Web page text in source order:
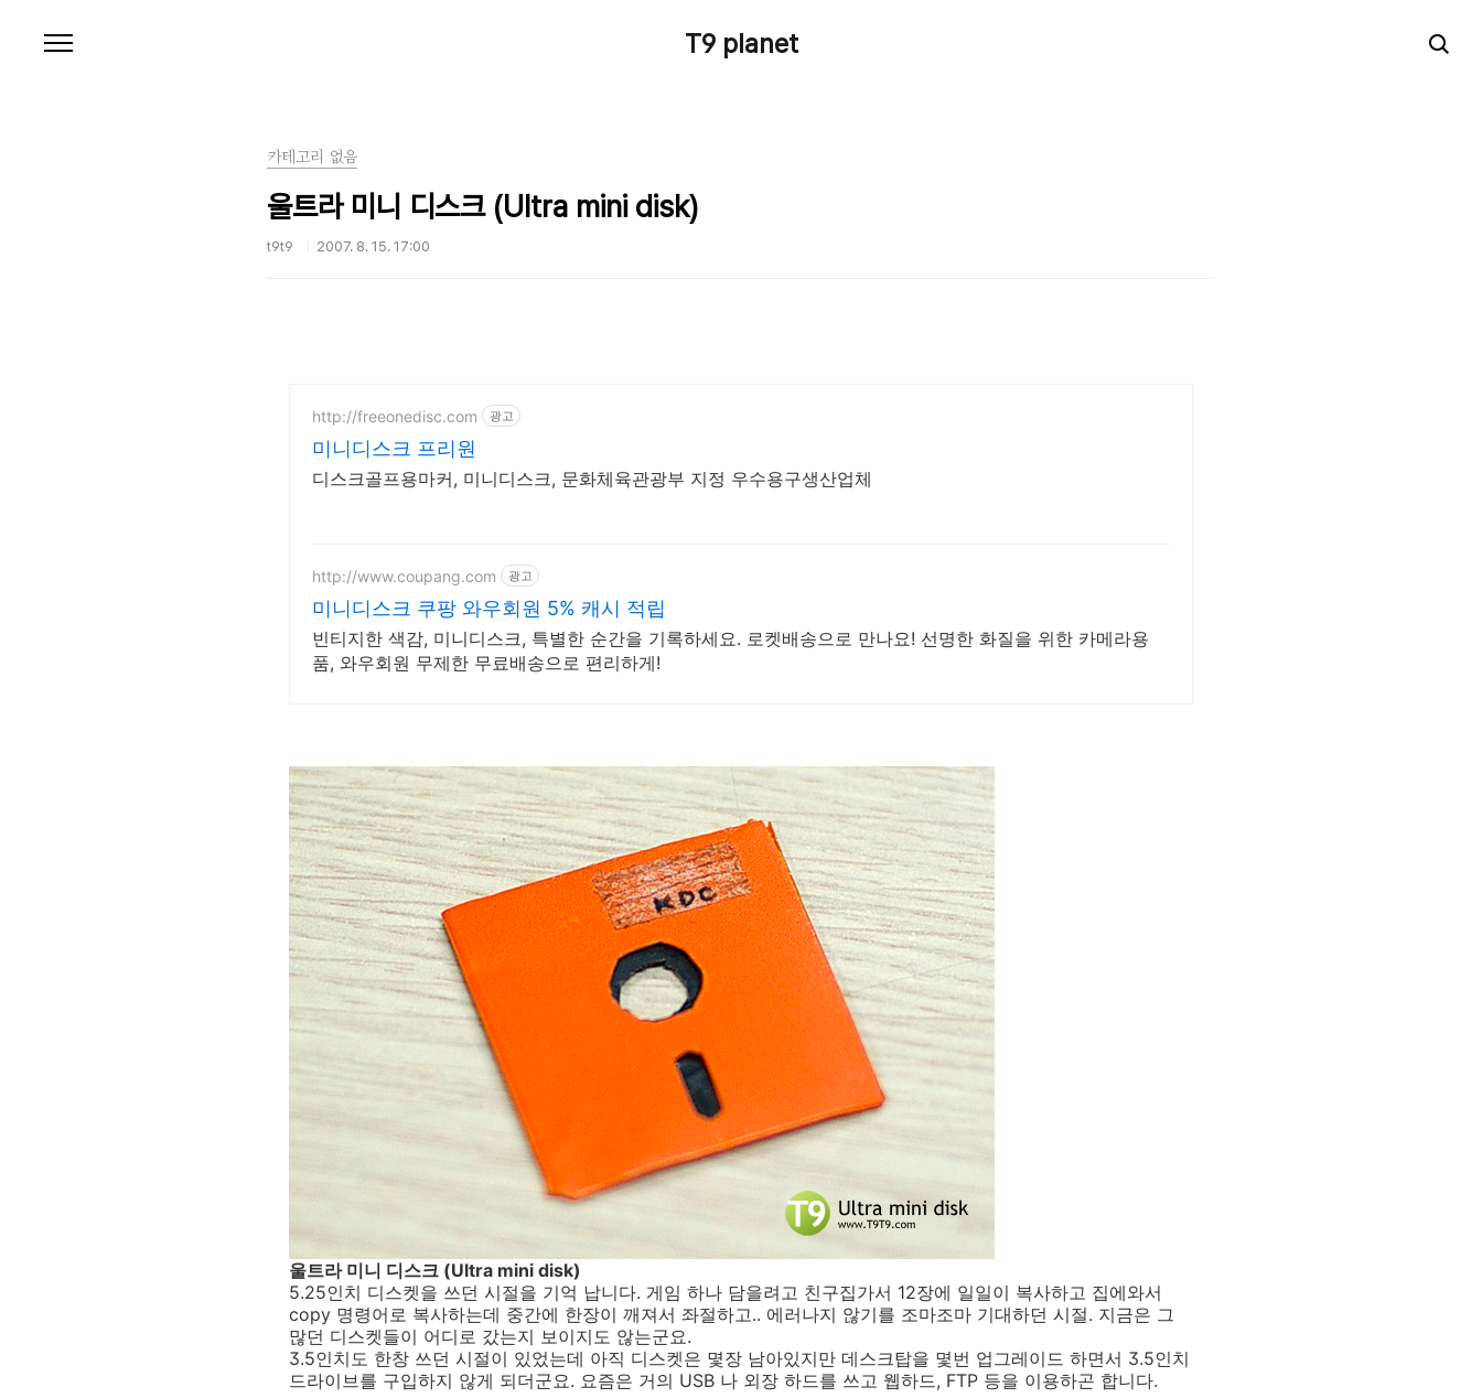
T9 planet
카테고리 없음
울트라 미니 디스크 (Ultra mini disk)
t9t9 2007. 8. 15. 17:00
http://freeonedisc.com 광고
미니디스크 프리원
디스크골프용마커, 미니디스크, 문화체육관광부 지정 우수용구생산업체
http://www.coupang.com 광고
미니디스크 쿠팡 와우회원 5% 캐시 적립
빈티지한 색감, 미니디스크, 특별한 순간을 기록하세요. 로켓배송으로 만나요! 선명한 화질을 위한 카메라용
품, 와우회원 무제한 무료배송으로 편리하게!
울트라 미니 디스크 (Ultra mini disk)
5.25인치 디스켓을 쓰던 시절을 기억 납니다. 게임 하나 담을려고 친구집가서 12장에 일일이 복사하고 집에와서
copy 명령어로 복사하는데 중간에 한장이 깨져서 좌절하고.. 에러나지 않기를 조마조마 기대하던 시절. 지금은 그
많던 디스켓들이 어디로 갔는지 보이지도 않는군요.
3.5인치도 한창 쓰던 시절이 있었는데 아직 디스켓은 몇장 남아있지만 데스크탑을 몇번 업그레이드 하면서 3.5인치
드라이브를 구입하지 않게 되더군요. 요즘은 거의 USB 나 외장 하드를 쓰고 웹하드, FTP 등을 이용하곤 합니다.